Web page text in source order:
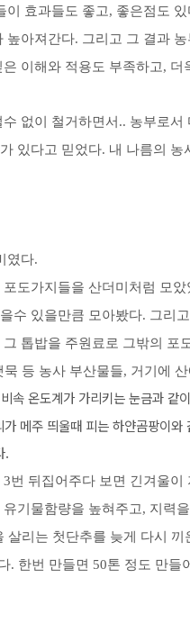
효과들도 좋고, 좋은점도
아져간다. 그리고 그 결과
이해와 적용도 부족하고, 더
없이 철거하면서.. 농부로서
있다고 믿었다. 내 나름의
였다.
도가지들을 산더미처럼 모았
수 있을만큼 모아봤다. 그리
톱밥을 주원료로 그밖의 포
등 농사 부산물들, 거기에
속 온도계가 가리키는 눈금과 같
메주 띄울때 피는 하얀곰팡이와
.
번 뒤집어주다 보면 긴겨울이
기물함량을 높혀주고, 지력
리는 첫단추를 늦게 다시
한번 만들면 50톤 정도 만들